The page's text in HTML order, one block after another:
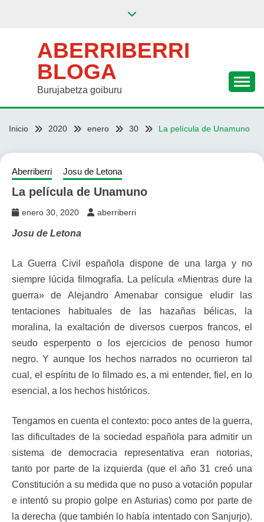
ABERRIBERRI
BLOGA
Burujabetza goiburu
Inicio 2020 enero 30 La película de Unamuno
Aberriberri Josu de Letona
La película de Unamuno
enero 30, 2020 aberriberri
Josu de Letona
La Guerra Civil española dispone de una larga y no
siempre lúcida filmografía. La película «Mientras dure la
guerra» de Alejandro Amenabar consigue eludir las
tentaciones habituales de las hazañas bélicas, la
moralina, la exaltación de diversos cuerpos francos, el
seudo esperpento o los ejercicios de penoso humor
negro. Y aunque los hechos narrados no ocurrieron tal
cual, el espíritu de lo filmado es, a mi entender, fiel, en lo
esencial, a los hechos históricos.
Tengamos en cuenta el contexto: poco antes de la guerra,
las dificultades de la sociedad española para admitir un
sistema de democracia representativa eran notorias,
tanto por parte de la izquierda (que el año 31 creó una
Constitución a su medida que no puso a votación popular
e intentó su propio golpe en Asturias) como por parte de
la derecha (que también lo había intentado con Sanjurjo).